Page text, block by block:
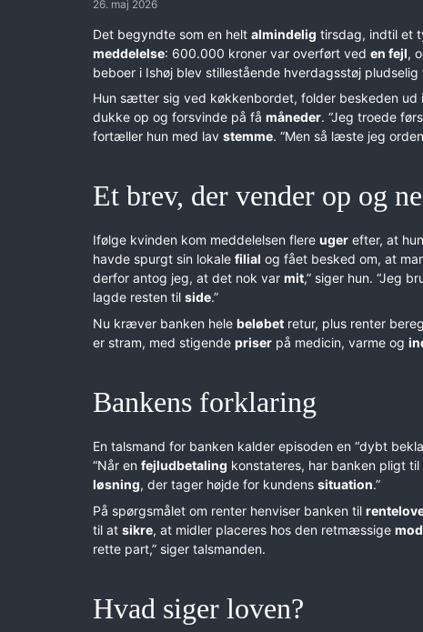
26. maj 2026
Det begyndte som en helt almindelig tirsdag, indtil et
meddelelse: 600.000 kroner var overført ved en fejl,
beboer i Ishøj blev stillestående hverdagsstøj pludselig
Hun sætter sig ved køkkenbordet, folder beskeden
dukke op og forsvinde på få måneder. “Jeg troede
fortæller hun med lav stemme. “Men så læste jeg
Et brev, der vender op og
Ifølge kvinden kom meddelelsen flere uger efter, at
havde spurgt sin lokale filial og fået besked om, at
derfor antog jeg, at det nok var mit,” siger hun. “Jeg
lagde resten til side.”
Nu kræver banken hele beløbet retur, plus renter
er stram, med stigende priser på medicin, varme og
Bankens forklaring
En talsmand for banken kalder episoden en “dybt
“Når en fejludbetaling konstateres, har banken pligt til
løsning, der tager højde for kundens situation.”
På spørgsmålet om renter henviser banken til
til at sikre, at midler placeres hos den retmæssige
rette part,” siger talsmanden.
Hvad siger loven?